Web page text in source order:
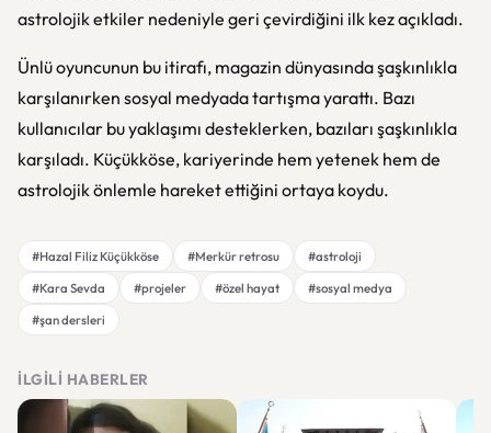
astrolojik etkiler nedeniyle geri çevirdiğini ilk kez açıkladı.
Ünlü oyuncunun bu itirafı, magazin dünyasında şaşkınlıkla
karşılanırken sosyal medyada tartışma yarattı. Bazı
kullanıcılar bu yaklaşımı desteklerken, bazıları şaşkınlıkla
karşıladı. Küçükköse, kariyerinde hem yetenek hem de
astrolojik önlemle hareket ettiğini ortaya koydu.
#Hazal Filiz Küçükköse #Merkür retrosu
#astroloji
#Kara Sevda
#projeler #özel hayat
#sosyal medya
#şan dersleri
İLGILI HABERLER